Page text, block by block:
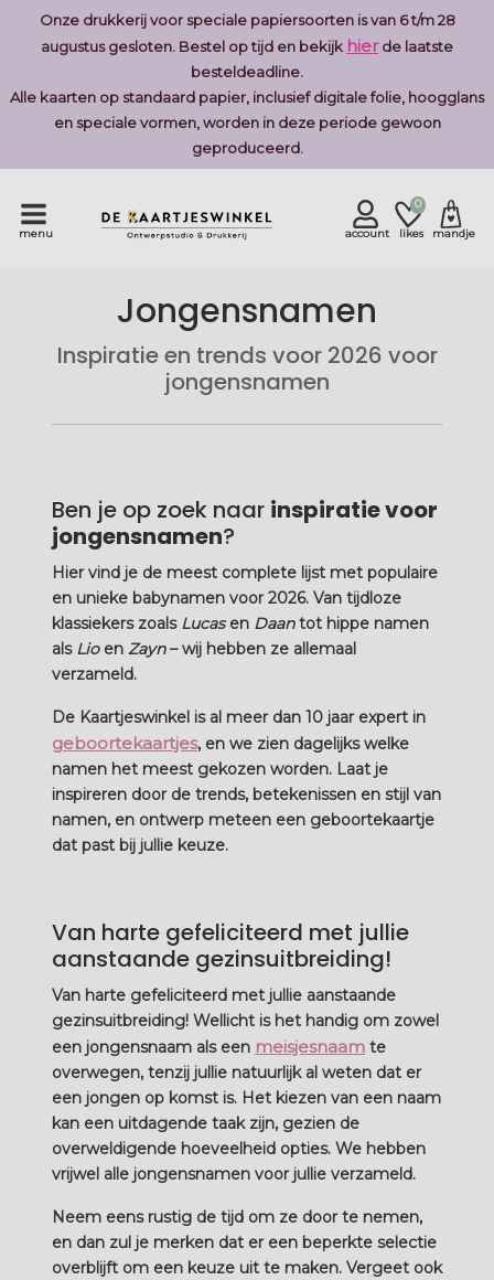
Onze drukkerij voor speciale papiersoorten is van 6 t/m 28
augustus gesloten. Bestel op tijd en bekijk hierde laatste
besteldeadline.
Alle kaarten op standaard papier, inclusief digitale folie, hoogglans
en speciale vormen, worden in deze periode gewoon
geproduceerd.
menu account likes
0
mandje
Jongensnamen
Inspiratie en trends voor 2026 voor
jongensnamen
Ben je op zoek naar inspiratie voor
jongensnamen?
Hier vind je de meest complete lijst met populaire
en unieke babynamen voor 2026. Van tijdloze
klassiekers zoals Lucasen Daantot hippe namen
als Lioen Zayn– wij hebben ze allemaal
verzameld.
De Kaartjeswinkel is al meer dan 10 jaar expert in
geboortekaartjes, en we zien dagelijks welke
namen het meest gekozen worden. Laat je
inspireren door de trends, betekenissen en stijl van
namen, en ontwerp meteen een geboortekaartje
dat past bij jullie keuze.
Van harte gefeliciteerd met jullie
aanstaande gezinsuitbreiding!
Van harte gefeliciteerd met jullie aanstaande
gezinsuitbreiding! Wellicht is het handig om zowel
een jongensnaam als een meisjesnaam te
overwegen, tenzij jullie natuurlijk al weten dat er
een jongen op komst is. Het kiezen van een naam
kan een uitdagende taak zijn, gezien de
overweldigende hoeveelheid opties. We hebben
vrijwel alle jongensnamen voor jullie verzameld.
Neem eens rustig de tijd om ze door te nemen,
en dan zul je merken dat er een beperkte selectie
overblijft om een keuze uit te maken. Vergeet ook